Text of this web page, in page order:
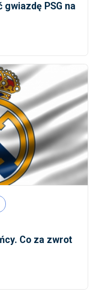
gwiazdę PSG na
Co za zwrot